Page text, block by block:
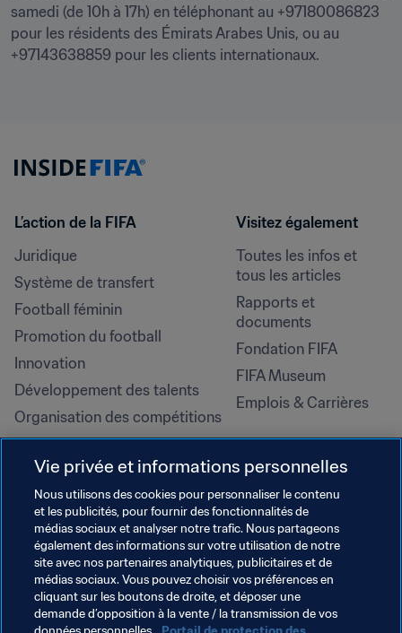
samedi (de 10h à 17h) en téléphonant au +97180086823
pour les résidents des Émirats Arabes Unis, ou au
+97143638859 pour les clients internationaux.
L’action de la FIFA
Juridique
Système de transfert
Football féminin
Promotion du football
Innovation
Développement des talents
Organisation des compétitions
Développement durable
Droits de l'homme et lutte contre
la discrimination
Santé et médical
Initiatives en matière de
formation
Visitez également
Toutes les infos et
tous les articles
Rapports et
documents
Fondation FIFA
FIFA Museum
Emplois & Carrières
Vie privée et informations personnelles
Nous utilisons des cookies pour personnaliser le contenu
et les publicités, pour fournir des fonctionnalités de
médias sociaux et analyser notre trafic. Nous partageons
également des informations sur votre utilisation de notre
site avec nos partenaires analytiques, publicitaires et de
médias sociaux. Vous pouvez choisir vos préférences en
cliquant sur les boutons de droite, et déposer une
demande d’opposition à la vente / la transmission de vos